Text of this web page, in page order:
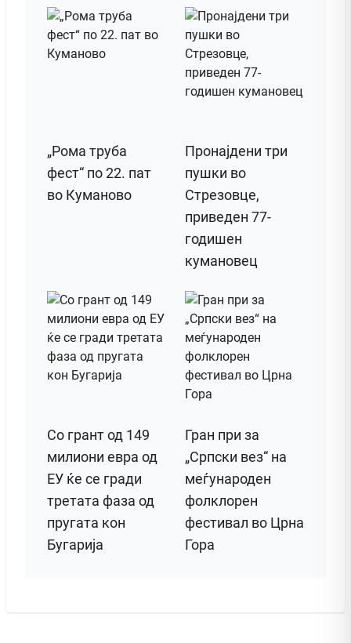
„Рома труба
фест“ по 22. пат
во Куманово
Пронајдени три
пушки во
Стрезовце,
приведен 77-
годишен
кумановец
Со грант од 149
милиони евра од
ЕУ ќе се гради
третата фаза од
пругата кон
Бугарија
Гран при за
„Српски вез“ на
меѓународен
фолклорен
фестивал во Црна
Гора